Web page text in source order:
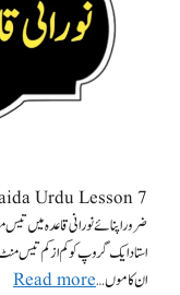
ضرور اپنائے نورانی قاعدہ میں
استاد ایک گروپ کو کم از کم تیس
ان کاموں …Read more